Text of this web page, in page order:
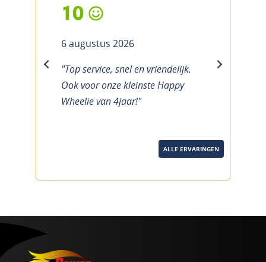
10
6 augustus 2026
"Top service, snel en vriendelijk.
Ook voor onze kleinste Happy
Wheelie van 4jaar!"
previous next
ALLE ERVARINGEN